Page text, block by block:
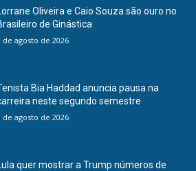
Oliveira e Caio Souza são ouro no
de Ginástica
de agosto de 2026
Bia Haddad anuncia pausa na
neste segundo semestre
de agosto de 2026
quer mostrar a Trump números de